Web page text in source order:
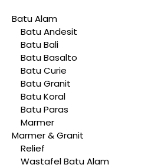
Batu Alam
Batu Andesit
Batu Bali
Batu Basalto
Batu Curie
Batu Granit
Batu Koral
Batu Paras
Marmer
Marmer & Granit
Relief
Wastafel Batu Alam